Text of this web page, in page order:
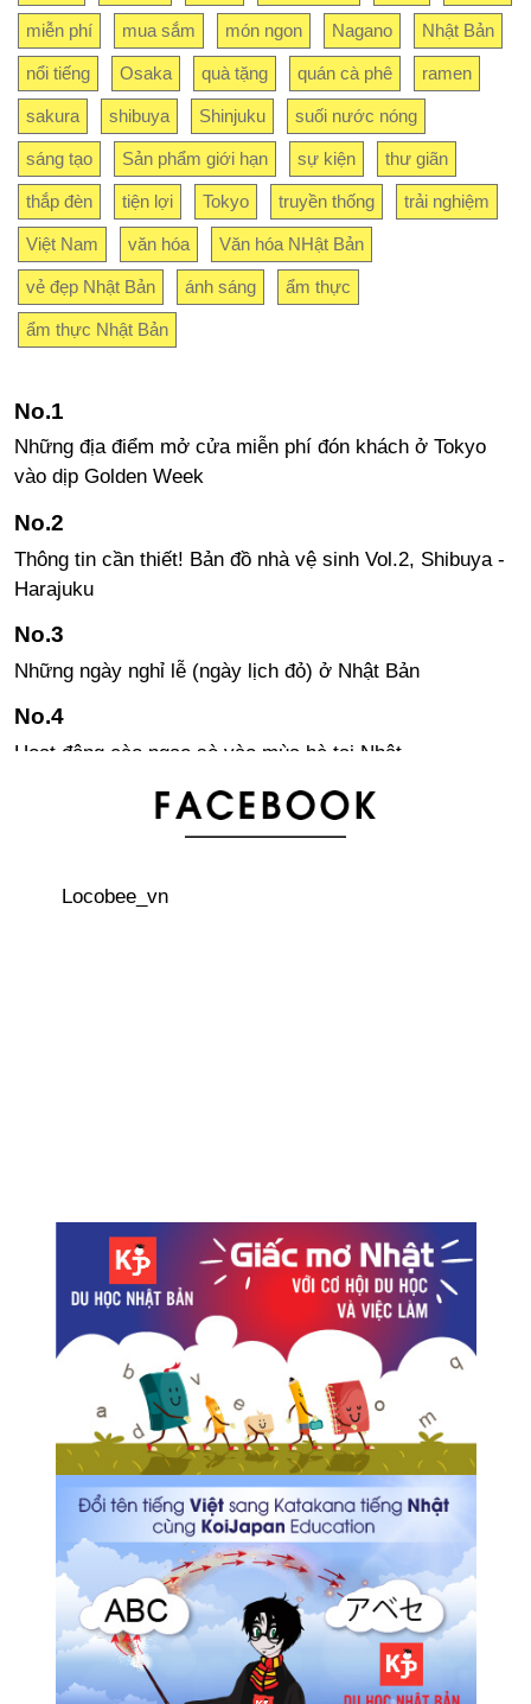
miễn phí mua sắm món ngon Nagano Nhật Bản
nổi tiếng Osaka quà tặng quán cà phê ramen
sakura shibuya Shinjuku suối nước nóng
sáng tạo Sản phẩm giới hạn sự kiện thư giãn
thắp đèn tiện lợi Tokyo truyền thống trải nghiệm
Việt Nam văn hóa Văn hóa NHật Bản
vẻ đẹp Nhật Bản ánh sáng ẩm thực
ẩm thực Nhật Bản
Những địa điểm mở cửa miễn phí đón khách ở Tokyo
vào dịp Golden Week
Thông tin cần thiết! Bản đồ nhà vệ sinh Vol.2, Shibuya -
Harajuku
Những ngày nghỉ lễ (ngày lịch đỏ) ở Nhật Bản
Hoạt động cào ngao sò vào mùa hè tại Nhật
Kết quả khảo sát xếp hạng địa điểm du lịch tại Nhật đối
Kì nghỉ lớn nhất tại Nhật Bản – Tuần lễ vàng Golden
Làm bánh Dorayaki siêu ngon của Doraemon
Locobee_vn